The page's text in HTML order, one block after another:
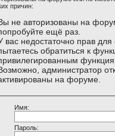
причин:
не авторизованы на
ещё раз.
вас недостаточно прав
обратиться к
администратор
на форуме.
Имя:
Пароль: